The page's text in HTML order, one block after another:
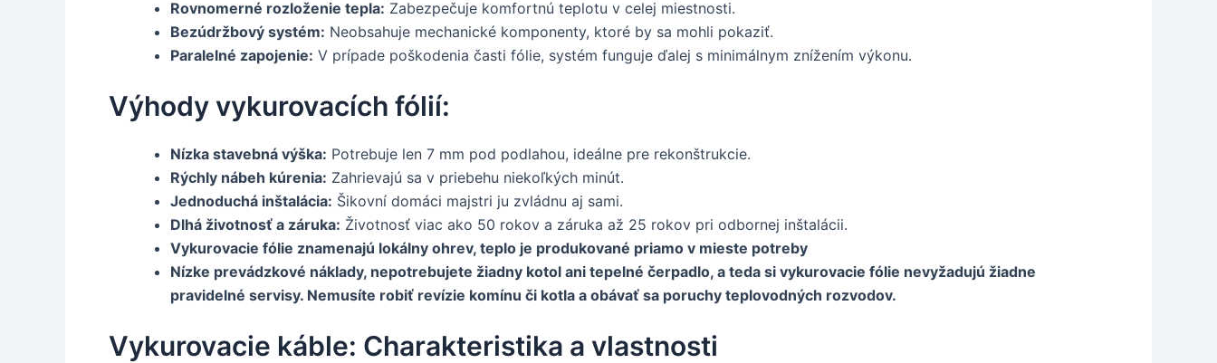
Rovnomerné rozloženie tepla: Zabezpečuje komfortnú teplotu v celej miestnosti.
Bezúdržbový systém: Neobsahuje mechanické komponenty, ktoré by sa mohli pokaziť.
Paralelné zapojenie: V prípade poškodenia časti fólie, systém funguje ďalej s minimálnym znížením výkonu.
Výhody vykurovacích fólií:
Nízka stavebná výška: Potrebuje len 7 mm pod podlahou, ideálne pre rekonštrukcie.
Rýchly nábeh kúrenia: Zahrievajú sa v priebehu niekoľkých minút.
Jednoduchá inštalácia: Šikovní domáci majstri ju zvládnu aj sami.
Dlhá životnosť a záruka: Životnosť viac ako 50 rokov a záruka až 25 rokov pri odbornej inštalácii.
Vykurovacie fólie znamenajú lokálny ohrev, teplo je produkované priamo v mieste potreby
Nízke prevádzkové náklady, nepotrebujete žiadny kotol ani tepelné čerpadlo, a teda si vykurovacie fólie nevyžadujú žiadne
pravidelné servisy. Nemusíte robiť revízie komínu či kotla a obávať sa poruchy teplovodných rozvodov.
Vykurovacie káble: Charakteristika a vlastnosti